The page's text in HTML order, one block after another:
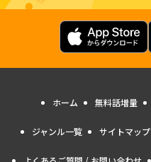
ホーム 無料話増量
ジャンル一覧 サイトマップ